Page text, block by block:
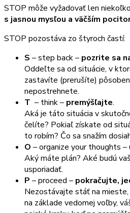
STOP môže vyžadovať len
s jasnou mysľou a väčším
STOP pozostáva zo štyroch častí:
S – step back – pozrite sa
Oddeľte sa od situácie, v
zastavíte (prerušíte)
nepostrehnete.
T – think – premýšľajte.
Aká je táto situácia v
čelíte? Pokiaľ získate od
to robím? Čo sa snažím
O – organize your thoughts –
Aký máte plán? Aké budú
usporiadať.
P – proceed – pokračujte,
Nezostávajte stáť na mieste,
na základe vedomej voľby,